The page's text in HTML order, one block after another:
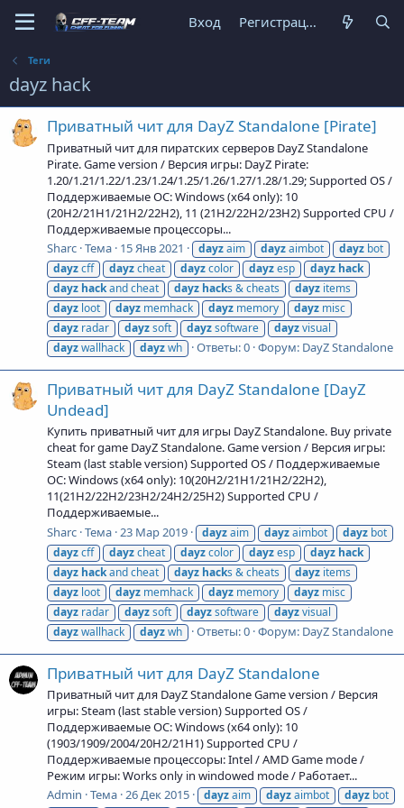
Вход Регистрация
Теги
dayz hack
Приватный чит для DayZ Standalone [Pirate]
Приватный чит для пиратских серверов DayZ Standalone
Pirate. Game version / Версия игры: DayZ Pirate:
1.20/1.21/1.22/1.23/1.24/1.25/1.26/1.27/1.28/1.29; Supported OS /
Поддерживаемые ОС: Windows (x64 only): 10
(20H2/21H1/21H2/22H2), 11 (21H2/22H2/23H2) Supported CPU /
Поддерживаемые процессоры...
Sharc Тема 15 Янв 2021 dayzaim dayzaimbot dayz bot
dayzcff dayzcheat dayzcolor dayzesp dayz hack
dayz hackand cheat dayz hacks & cheats dayz items
dayz loot dayz memhack dayz memory dayz misc
dayz radar dayzsoft dayzsoftware dayzvisual
dayzwallhack dayzwh Ответы: 0 Форум: DayZ Standalone
Приватный чит для DayZ Standalone [DayZ
Undead]
Купить приватный чит для игры DayZ Standalone. Buy private
cheat for game DayZ Standalone. Game version / Версия игры:
Steam (last stable version) Supported OS / Поддерживаемые
ОС: Windows (x64 only): 10(20H2/21H1/21H2/22H2),
11(21H2/22H2/23H2/24H2/25H2) Supported CPU /
Поддерживаемые...
Sharc Тема 23 Мар 2019 dayzaim dayzaimbot dayz bot
dayzcff dayzcheat dayzcolor dayzesp dayz hack
dayz hackand cheat dayz hacks & cheats dayz items
dayz loot dayz memhack dayz memory dayz misc
dayz radar dayzsoft dayzsoftware dayzvisual
dayzwallhack dayzwh Ответы: 0 Форум: DayZ Standalone
Приватный чит для DayZ Standalone
Приватный чит для DayZ Standalone Game version / Версия
игры: Steam (last stable version) Supported OS /
Поддерживаемые ОС: Windows (x64 only): 10
(1903/1909/2004/20H2/21H1) Supported CPU /
Поддерживаемые процессоры: Intel / AMD Game mode /
Режим игры: Works only in windowed mode / Работает...
Admin Тема 26 Дек 2015 dayzaim dayzaimbot dayz bot